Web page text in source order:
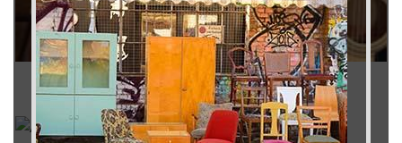
Rachat instrument de musique 79